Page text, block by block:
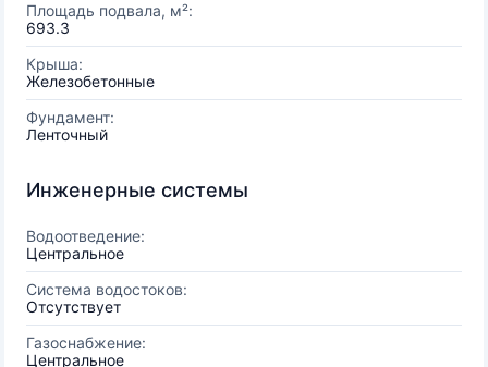
Площадь подвала, м²:
693.3
Крыша:
Железобетонные
Фундамент:
Ленточный
Инженерные системы
Водоотведение:
Центральное
Система водостоков:
Отсутствует
Газоснабжение:
Центральное